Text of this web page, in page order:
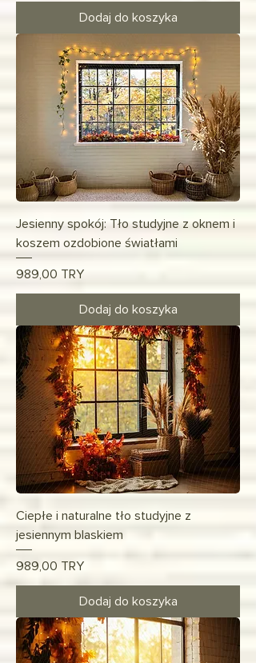
Dodaj do koszyka
Jesienny spokój: Tło studyjne z oknem i
koszem ozdobione światłami
Cena
989,00 TRY
Dodaj do koszyka
Ciepłe i naturalne tło studyjne z
jesiennym blaskiem
Cena
989,00 TRY
Dodaj do koszyka